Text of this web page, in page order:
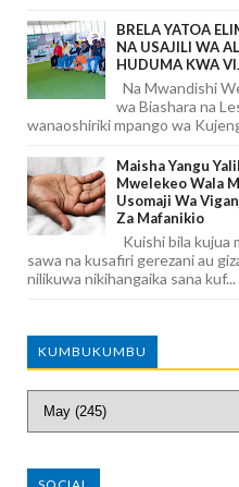
BRELA YATOA
NA USAJILI WA
HUDUMA KWA
Na Mwandishi
wa Biashara na
wanaoshiriki mpango wa
Maisha Yangu
Mwelekeo Wala
Usomaji Wa
Za Mafanikio
Kuishi bila kujua
sawa na kusafiri gerezani au
nilikuwa nikihangaika sana kuf...
KUMBUKUMBU